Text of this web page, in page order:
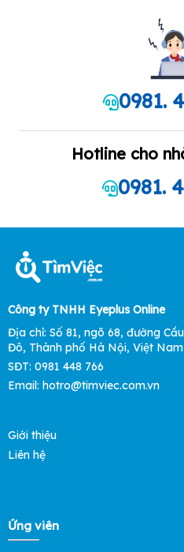
0981.
Hotline cho
0981.
Công ty TNHH Eyeplus Online
Địa chỉ: Số 81, ngõ 68, đường
Đô, Thành phố Hà Nội, Việt Nam
SĐT: 0981 448 766
Email: hotro@timviec.com.vn
Giới thiệu
Liên hệ
Ứng viên